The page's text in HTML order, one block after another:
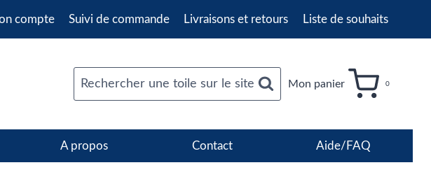
compte Suivi de commande Livraisons et retours Liste de souhaits
Rechercher une toile sur le site Mon panier 0
A propos Contact Aide/FAQ